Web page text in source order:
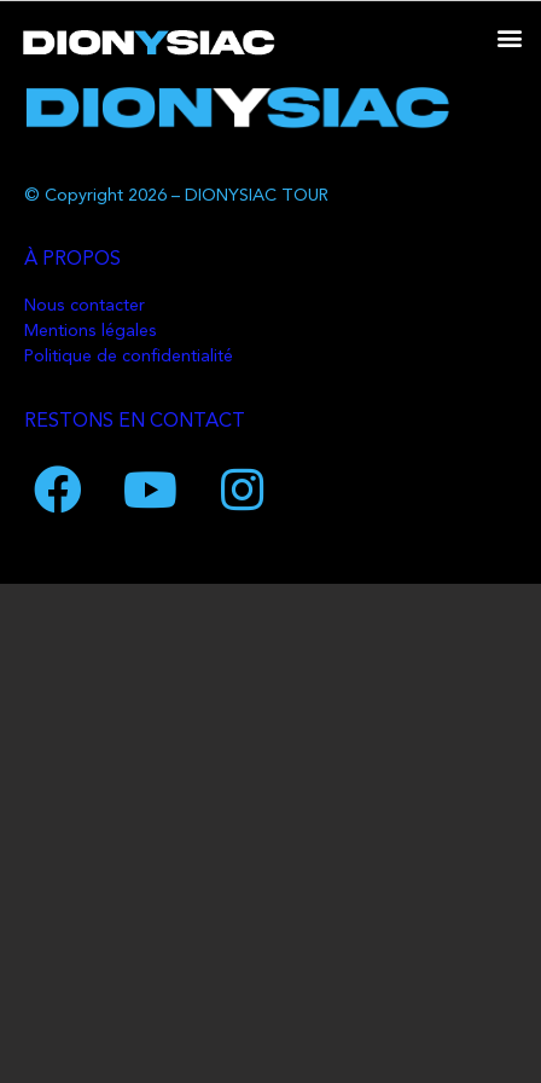
© Copyright 2026 – DIONYSIAC TOUR
À PROPOS
Nous contacter
Mentions légales
Politique de confidentialité
RESTONS EN CONTACT